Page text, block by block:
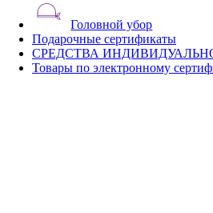
Головной убор
Подарочные сертификаты
СРЕДСТВА
Товары по электронному